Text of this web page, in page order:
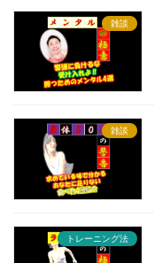
雑談
雑談
トレーニング法